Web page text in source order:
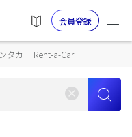
会員登録
タカー Rent-a-Car